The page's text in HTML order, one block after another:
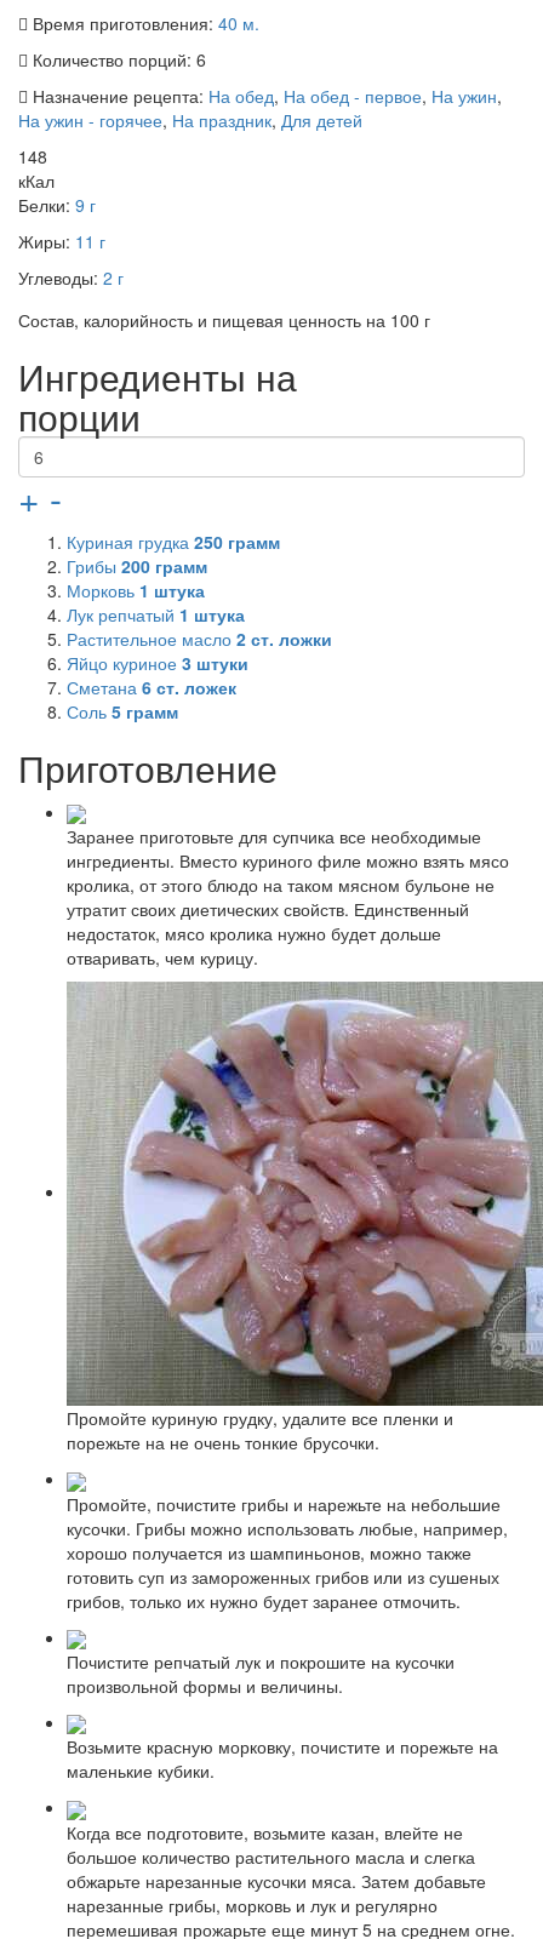
Время приготовления: 40 м.
Количество порций: 6
Назначение рецепта: На обед, На обед - первое, На ужин,
На ужин - горячее, На праздник, Для детей
148
кКал
Белки: 9 г
Жиры: 11 г
Углеводы: 2 г
Состав, калорийность и пищевая ценность на 100 г
Ингредиенты на
порции
+ -
Куриная грудка 250 грамм
Грибы 200 грамм
Морковь 1 штука
Лук репчатый 1 штука
Растительное масло 2 ст. ложки
Яйцо куриное 3 штуки
Сметана 6 ст. ложек
Соль 5 грамм
Приготовление
Заранее приготовьте для супчика все необходимые
ингредиенты. Вместо куриного филе можно взять мясо
кролика, от этого блюдо на таком мясном бульоне не
утратит своих диетических свойств. Единственный
недостаток, мясо кролика нужно будет дольше
отваривать, чем курицу.
Промойте куриную грудку, удалите все пленки и
порежьте на не очень тонкие брусочки.
Промойте, почистите грибы и нарежьте на небольшие
кусочки. Грибы можно использовать любые, например,
хорошо получается из шампиньонов, можно также
готовить суп из замороженных грибов или из сушеных
грибов, только их нужно будет заранее отмочить.
Почистите репчатый лук и покрошите на кусочки
произвольной формы и величины.
Возьмите красную морковку, почистите и порежьте на
маленькие кубики.
Когда все подготовите, возьмите казан, влейте не
большое количество растительного масла и слегка
обжарьте нарезанные кусочки мяса. Затем добавьте
нарезанные грибы, морковь и лук и регулярно
перемешивая прожарьте еще минут 5 на среднем огне.